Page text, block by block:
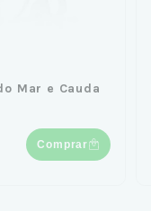
Mar e Cauda
Comprar